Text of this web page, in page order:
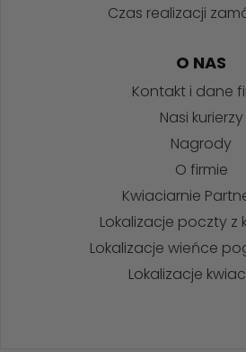
Czas realizacji
O NAS
Kontakt i dane
Nasi kurierzy
Nagrody
O firmie
Kwiaciarnie
Lokalizacje poczty z
Lokalizacje wieńce
Lokalizacje